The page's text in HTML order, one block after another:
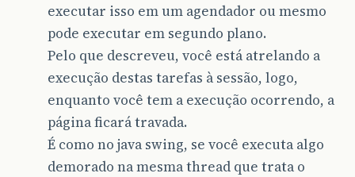
executar isso em um agendador ou mesmo
pode executar em segundo plano.
Pelo que descreveu, você está atrelando a
execução destas tarefas à sessão, logo,
enquanto você tem a execução ocorrendo, a
página ficará travada.
É como no java swing, se você executa algo
demorado na mesma thread que trata o